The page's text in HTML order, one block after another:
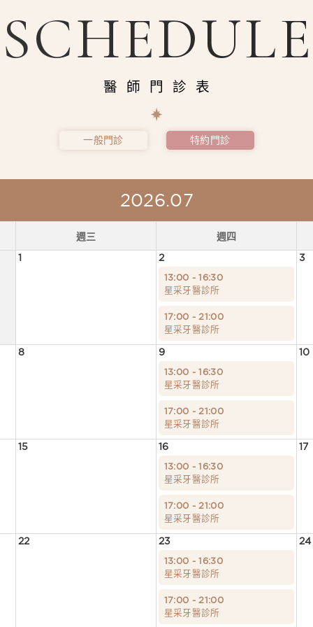
SCHEDULE
醫師門診表
一般門診 特約門診
2026.07
週三 週四
1
2 3
13:00 - 16:30
星采牙醫診所
17:00 - 21:00
星采牙醫診所
8 9 10
13:00 - 16:30
星采牙醫診所
17:00 - 21:00
星采牙醫診所
15 16 17
13:00 - 16:30
星采牙醫診所
17:00 - 21:00
星采牙醫診所
22 23 24
13:00 - 16:30
星采牙醫診所
17:00 - 21:00
星采牙醫診所